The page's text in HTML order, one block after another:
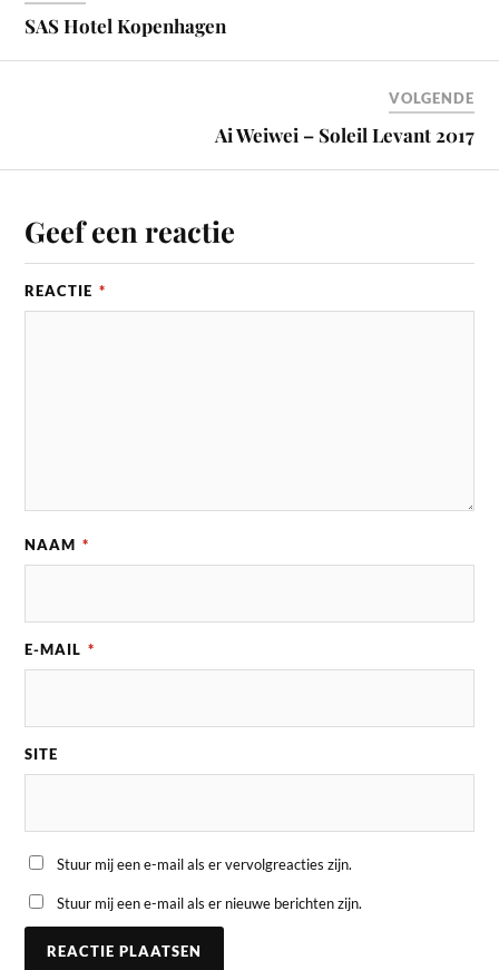
SAS Hotel Kopenhagen
VOLGENDE
Ai Weiwei – Soleil Levant 2017
Geef een reactie
REACTIE *
NAAM *
E-MAIL *
SITE
Stuur mij een e-mail als er vervolgreacties zijn.
Stuur mij een e-mail als er nieuwe berichten zijn.